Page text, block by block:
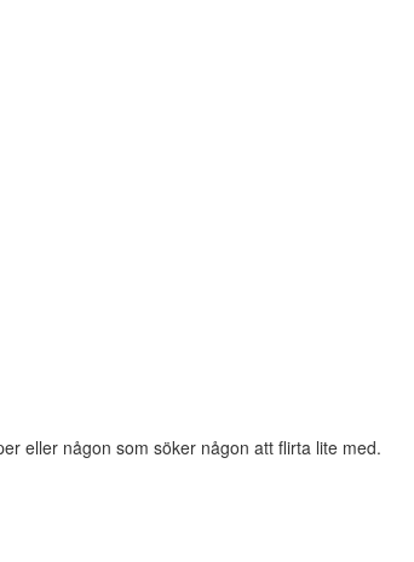
eller någon som söker någon att flirta lite med.